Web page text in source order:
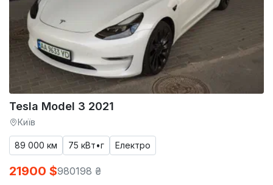
Tesla Model 3 2021
Київ
89 000 км 75 кВт•г Електро
21900 $980198 ₴